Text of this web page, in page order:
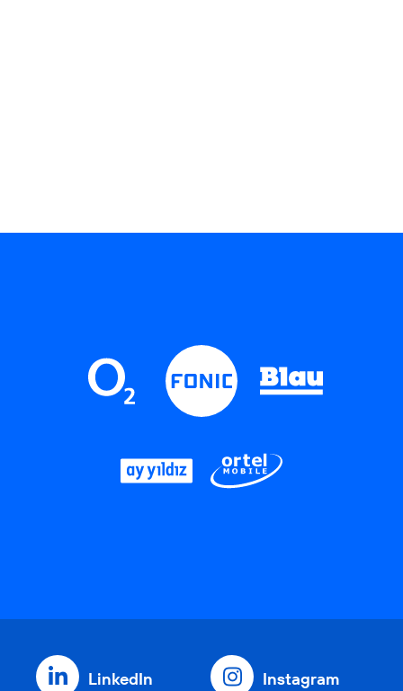
LinkedIn Instagram